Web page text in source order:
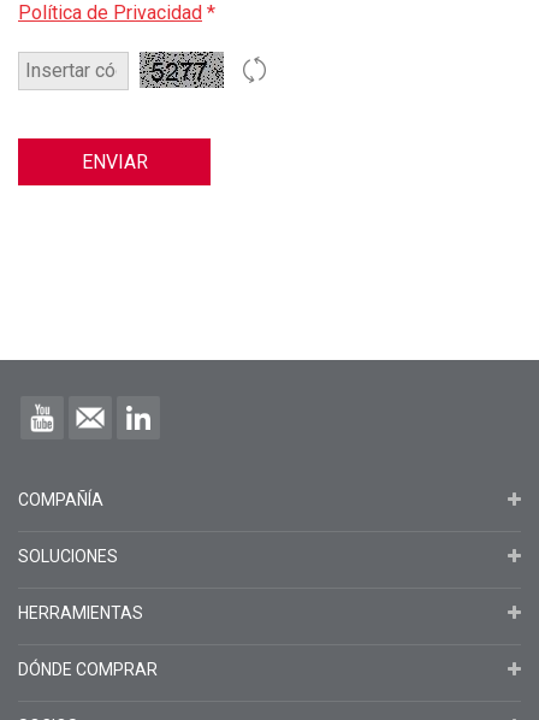
Política de Privacidad *
ENVIAR
COMPAÑÍA
SOLUCIONES
HERRAMIENTAS
DÓNDE COMPRAR